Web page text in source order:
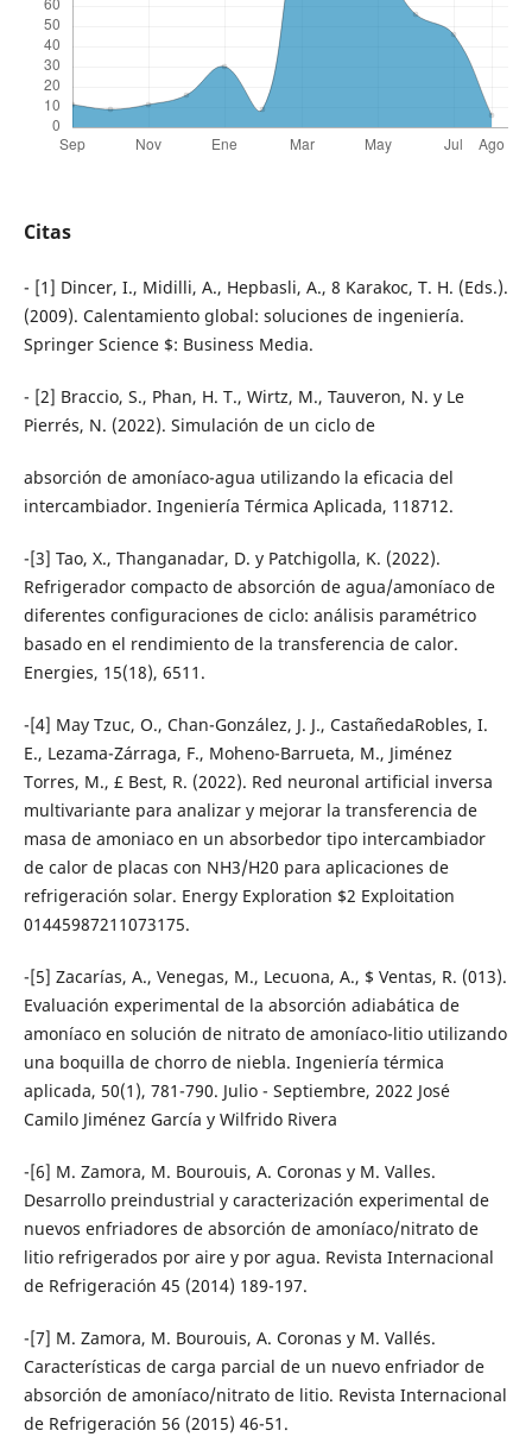
Citas
- [1] Dincer, I., Midilli, A., Hepbasli, A., 8 Karakoc, T. H. (Eds.).
(2009). Calentamiento global: soluciones de ingeniería.
Springer Science $: Business Media.
- [2] Braccio, S., Phan, H. T., Wirtz, M., Tauveron, N. y Le
Pierrés, N. (2022). Simulación de un ciclo de
absorción de amoníaco-agua utilizando la eficacia del
intercambiador. Ingeniería Térmica Aplicada, 118712.
-[3] Tao, X., Thanganadar, D. y Patchigolla, K. (2022).
Refrigerador compacto de absorción de agua/amoníaco de
diferentes configuraciones de ciclo: análisis paramétrico
basado en el rendimiento de la transferencia de calor.
Energies, 15(18), 6511.
-[4] May Tzuc, O., Chan-González, J. J., CastañedaRobles, I.
E., Lezama-Zárraga, F., Moheno-Barrueta, M., Jiménez
Torres, M., £ Best, R. (2022). Red neuronal artificial inversa
multivariante para analizar y mejorar la transferencia de
masa de amoniaco en un absorbedor tipo intercambiador
de calor de placas con NH3/H20 para aplicaciones de
refrigeración solar. Energy Exploration $2 Exploitation
01445987211073175.
-[5] Zacarías, A., Venegas, M., Lecuona, A., $ Ventas, R. (013).
Evaluación experimental de la absorción adiabática de
amoníaco en solución de nitrato de amoníaco-litio utilizando
una boquilla de chorro de niebla. Ingeniería térmica
aplicada, 50(1), 781-790. Julio - Septiembre, 2022 José
Camilo Jiménez García y Wilfrido Rivera
-[6] M. Zamora, M. Bourouis, A. Coronas y M. Valles.
Desarrollo preindustrial y caracterización experimental de
nuevos enfriadores de absorción de amoníaco/nitrato de
litio refrigerados por aire y por agua. Revista Internacional
de Refrigeración 45 (2014) 189-197.
-[7] M. Zamora, M. Bourouis, A. Coronas y M. Vallés.
Características de carga parcial de un nuevo enfriador de
absorción de amoníaco/nitrato de litio. Revista Internacional
de Refrigeración 56 (2015) 46-51.